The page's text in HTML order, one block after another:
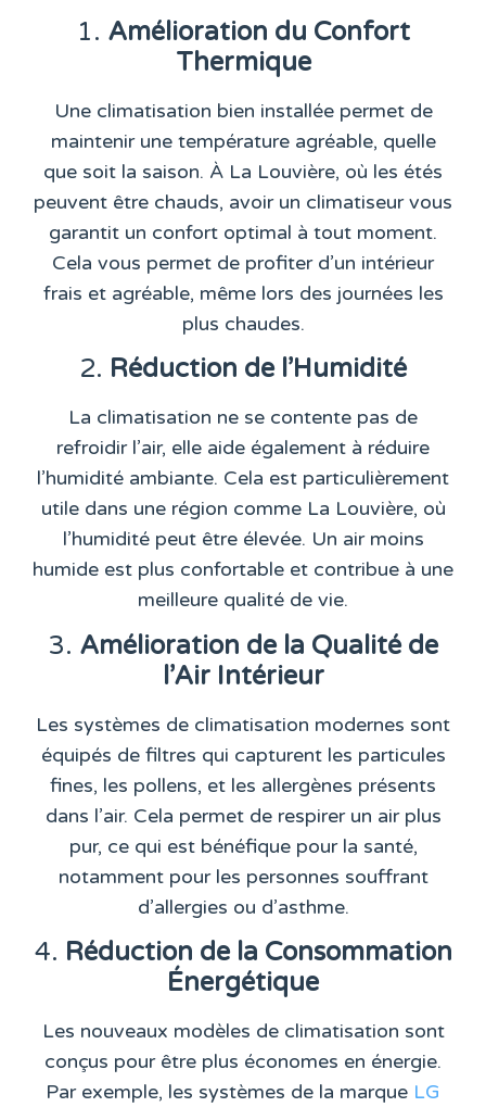
1. Amélioration du Confort
Thermique
Une climatisation bien installée permet de
maintenir une température agréable, quelle
que soit la saison. À La Louvière, où les étés
peuvent être chauds, avoir un climatiseur vous
garantit un confort optimal à tout moment.
Cela vous permet de profiter d’un intérieur
frais et agréable, même lors des journées les
plus chaudes.
2. Réduction de l’Humidité
La climatisation ne se contente pas de
refroidir l’air, elle aide également à réduire
l’humidité ambiante. Cela est particulièrement
utile dans une région comme La Louvière, où
l’humidité peut être élevée. Un air moins
humide est plus confortable et contribue à une
meilleure qualité de vie.
3. Amélioration de la Qualité de
l’Air Intérieur
Les systèmes de climatisation modernes sont
équipés de filtres qui capturent les particules
fines, les pollens, et les allergènes présents
dans l’air. Cela permet de respirer un air plus
pur, ce qui est bénéfique pour la santé,
notamment pour les personnes souffrant
d’allergies ou d’asthme.
4. Réduction de la Consommation
Énergétique
Les nouveaux modèles de climatisation sont
conçus pour être plus économes en énergie.
Par exemple, les systèmes de la marque LG